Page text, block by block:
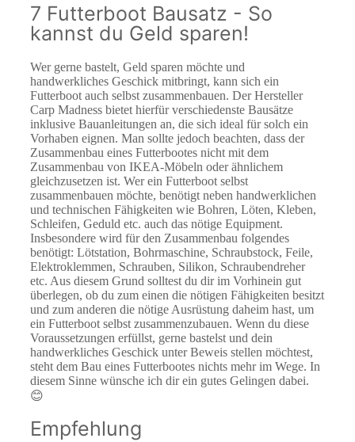
7 Futterboot Bausatz - So
kannst du Geld sparen!
Wer gerne bastelt, Geld sparen möchte und
handwerkliches Geschick mitbringt, kann sich ein
Futterboot auch selbst zusammenbauen. Der Hersteller
Carp Madness bietet hierfür verschiedenste Bausätze
inklusive Bauanleitungen an, die sich ideal für solch ein
Vorhaben eignen. Man sollte jedoch beachten, dass der
Zusammenbau eines Futterbootes nicht mit dem
Zusammenbau von IKEA-Möbeln oder ähnlichem
gleichzusetzen ist. Wer ein Futterboot selbst
zusammenbauen möchte, benötigt neben handwerklichen
und technischen Fähigkeiten wie Bohren, Löten, Kleben,
Schleifen, Geduld etc. auch das nötige Equipment.
Insbesondere wird für den Zusammenbau folgendes
benötigt: Lötstation, Bohrmaschine, Schraubstock, Feile,
Elektroklemmen, Schrauben, Silikon, Schraubendreher
etc. Aus diesem Grund solltest du dir im Vorhinein gut
überlegen, ob du zum einen die nötigen Fähigkeiten besitzt
und zum anderen die nötige Ausrüstung daheim hast, um
ein Futterboot selbst zusammenzubauen. Wenn du diese
Voraussetzungen erfüllst, gerne bastelst und dein
handwerkliches Geschick unter Beweis stellen möchtest,
steht dem Bau eines Futterbootes nichts mehr im Wege. In
diesem Sinne wünsche ich dir ein gutes Gelingen dabei.
😊
Empfehlung